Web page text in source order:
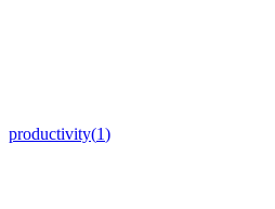
productivity(1)